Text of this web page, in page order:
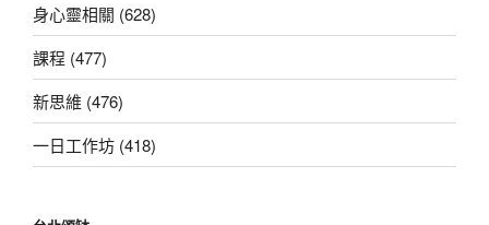
身心靈相關 (628)
課程 (477)
新思維 (476)
一日工作坊 (418)